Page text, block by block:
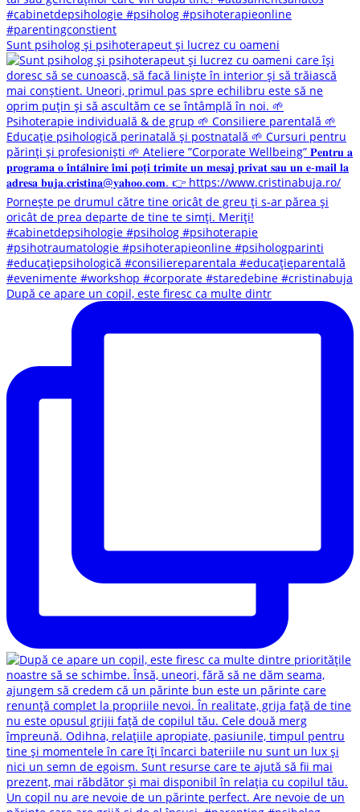
Sunt psiholog și psihoterapeut și lucrez cu oameni
După ce apare un copil, este firesc ca multe dintr